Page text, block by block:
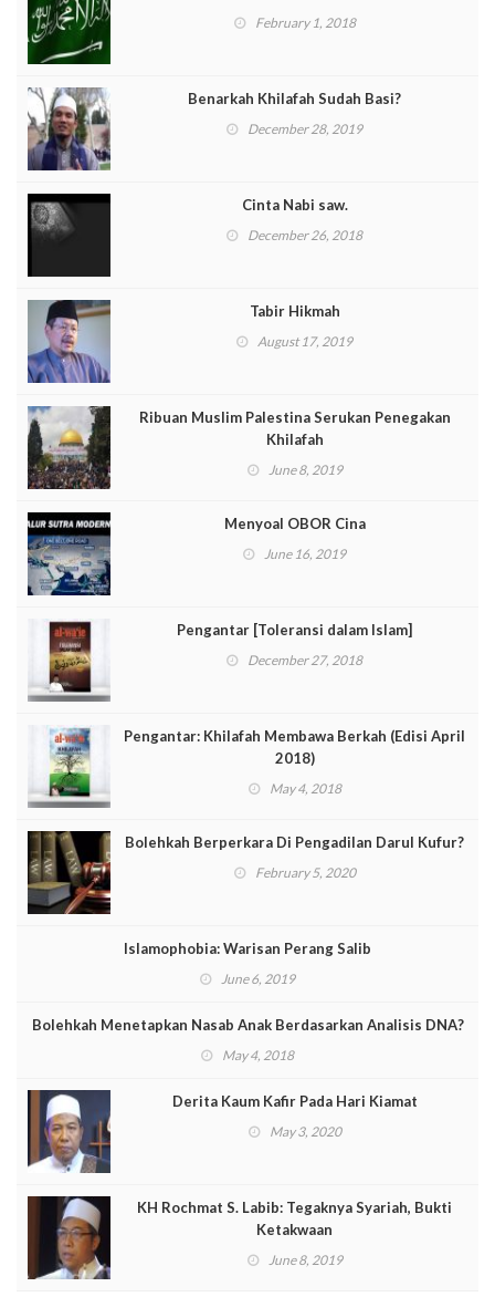
February 1, 2018
Benarkah Khilafah Sudah Basi?
December 28, 2019
Cinta Nabi saw.
December 26, 2018
Tabir Hikmah
August 17, 2019
Ribuan Muslim Palestina Serukan Penegakan
Khilafah
June 8, 2019
Menyoal OBOR Cina
June 16, 2019
Pengantar [Toleransi dalam Islam]
December 27, 2018
Pengantar: Khilafah Membawa Berkah (Edisi April
2018)
May 4, 2018
Bolehkah Berperkara Di Pengadilan Darul Kufur?
February 5, 2020
Islamophobia: Warisan Perang Salib
June 6, 2019
Bolehkah Menetapkan Nasab Anak Berdasarkan Analisis DNA?
May 4, 2018
Derita Kaum Kafir Pada Hari Kiamat
May 3, 2020
KH Rochmat S. Labib: Tegaknya Syariah, Bukti
Ketakwaan
June 8, 2019